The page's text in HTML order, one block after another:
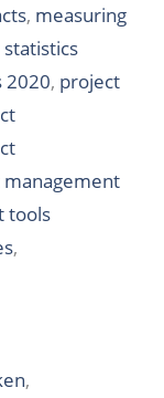
, measuring
2020, project
tools
,
,